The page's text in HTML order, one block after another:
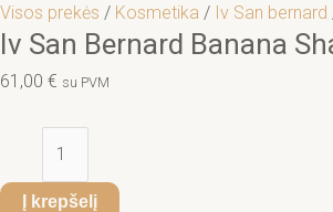
Visos prekės / Kosmetika / Iv San bernard
Iv San Bernard Banana
61,00 € su PVM
Į krepšelį